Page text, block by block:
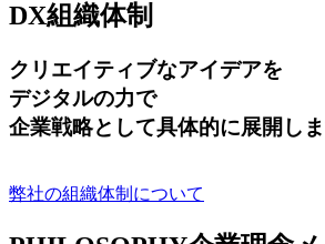
DX組織体制
クリエイティブなアイデアを
デジタルの力で
企業戦略として具体的に展開しま
弊社の組織体制について